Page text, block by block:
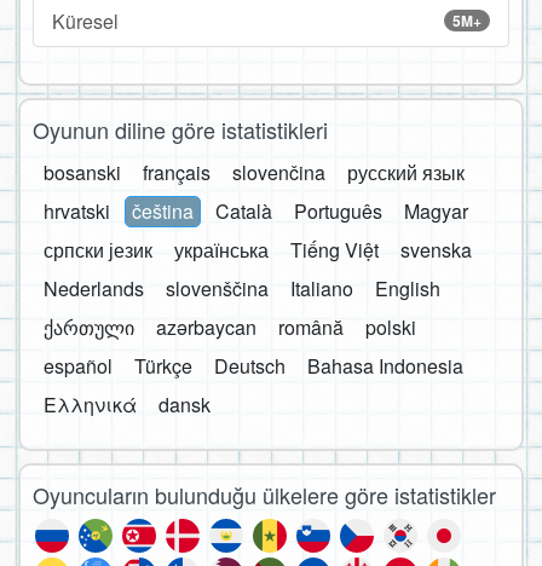
5M+
Küresel
Oyunun diline göre istatistikleri
bosanski français slovenčina
русский язык
hrvatski
čeština Català Português
Magyar
српски језик
українська Tiếng Việt
svenska
Nederlands
slovenščina Italiano
English
ქართული
azərbaycan română
polski
español
Türkçe Deutsch
Bahasa Indonesia
Ελληνικά
dansk
Oyuncuların bulunduğu ülkelere göre istatistikler